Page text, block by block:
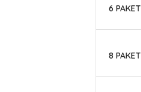
6 PAKET
8 PAKET